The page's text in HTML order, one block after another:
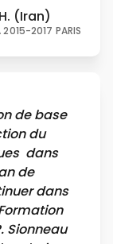
(Iran)
2015-2017 PARIS
de base
du
dans
de
dans
Sionneau